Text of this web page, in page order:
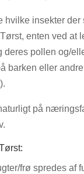
hvilke insekter der
enten ved at
deres pollen og/
barken eller
på
frø spredes af